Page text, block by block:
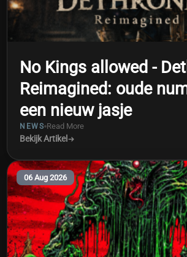
No Kings allowed -
Reimagined: oude
een nieuw jasje
NEWS Read More
Bekijk Artikel
06 Aug 2026